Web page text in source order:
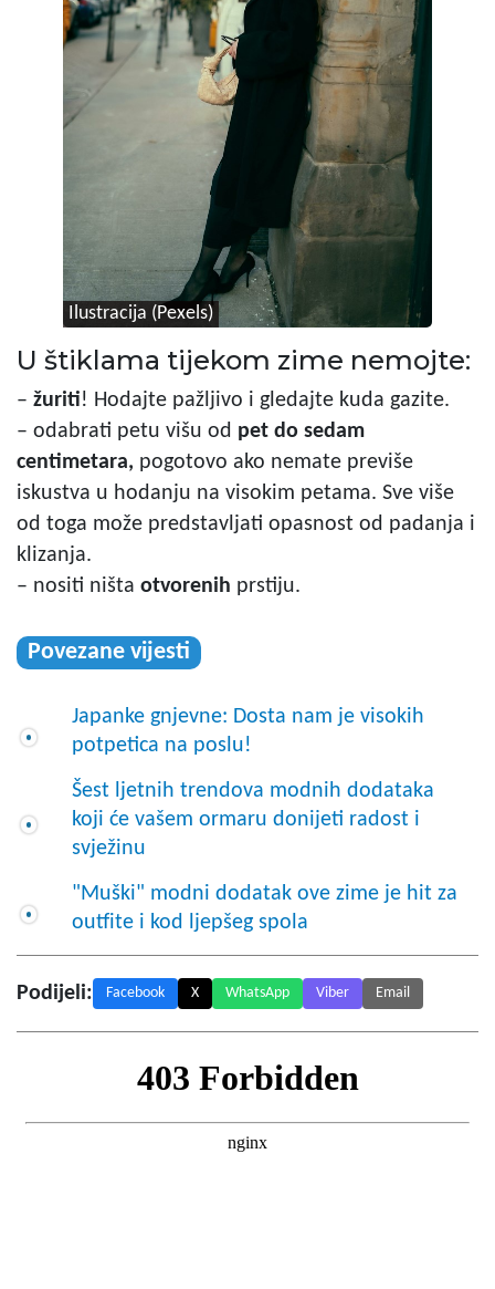
Ilustracija (Pexels)
U štiklama tijekom zime nemojte:
– žuriti! Hodajte pažljivo i gledajte kuda gazite.
– odabrati petu višu od pet do sedam
centimetara, pogotovo ako nemate previše
iskustva u hodanju na visokim petama. Sve više
od toga može predstavljati opasnost od padanja i
klizanja.
– nositi ništa otvorenih prstiju.
Povezane vijesti
Japanke gnjevne: Dosta nam je visokih
potpetica na poslu!
Šest ljetnih trendova modnih dodataka
koji će vašem ormaru donijeti radost i
svježinu
"Muški" modni dodatak ove zime je hit za
outfite i kod ljepšeg spola
Podijeli: Facebook X WhatsApp Viber Email